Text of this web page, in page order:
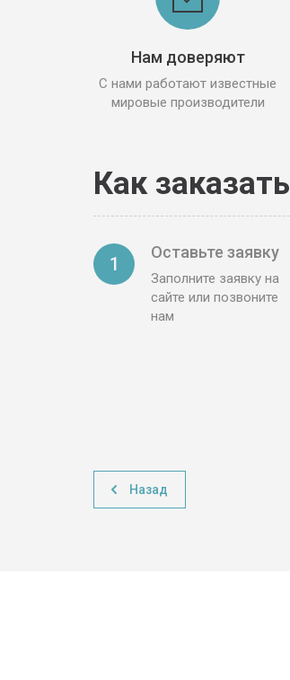
Нам доверяют
С нами работают известные
мировые производители
Как заказать
1
Оставьте заявку
Заполните заявку на
сайте или позвоните
нам
Назад